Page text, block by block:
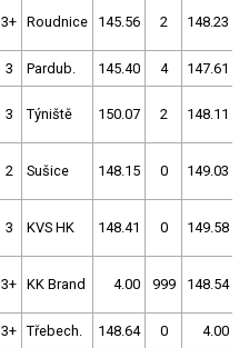
3+ Roudnice 145.56 2 148.23
3 Pardub. 145.40 4 147.61
3 Týniště 150.07 2 148.11
2 Sušice 148.15 0 149.03
3 KVS HK 148.41 0 149.58
3+ KK Brand 4.00 999 148.54
3+ Třebech. 148.64 0 4.00